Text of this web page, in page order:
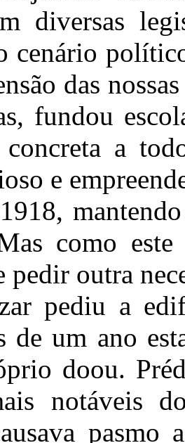
diversas
cenário
das
fundou
a
e
como
pedir outra
pediu a
de um ano
doou.
notáveis
pasmo